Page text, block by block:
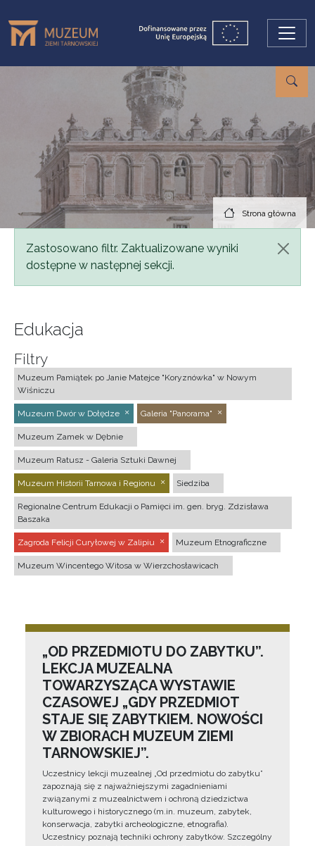
Strona główna
Komunikat
Zastosowano filtr. Zaktualizowane wyniki
dostępne w następnej sekcji.
Edukacja
Filtry
Muzeum Pamiątek po Janie Matejce "Koryznówka" w Nowym
Wiśniczu
Muzeum Dwór w Dołędze Galeria "Panorama"
Muzeum Zamek w Dębnie
Muzeum Ratusz - Galeria Sztuki Dawnej
Muzeum Historii Tarnowa i Regionu Siedziba
Regionalne Centrum Edukacji o Pamięci im. gen. bryg. Zdzisława
Baszaka
Zagroda Felicji Curyłowej w Zalipiu Muzeum Etnograficzne
Muzeum Wincentego Witosa w Wierzchosławicach
„OD PRZEDMIOTU DO ZABYTKU”.
LEKCJA MUZEALNA
TOWARZYSZĄCA WYSTAWIE
CZASOWEJ „GDY PRZEDMIOT
STAJE SIĘ ZABYTKIEM. NOWOŚCI
W ZBIORACH MUZEUM ZIEMI
TARNOWSKIEJ”.
Uczestnicy lekcji muzealnej „Od przedmiotu do zabytku”
zapoznają się z najważniejszymi zagadnieniami
związanymi z muzealnictwem i ochroną dziedzictwa
kulturowego i historycznego (m.in. muzeum, zabytek,
konserwacja, zabytki archeologiczne, etnografia).
Uczestnicy poznają techniki ochrony zabytków. Szczególny